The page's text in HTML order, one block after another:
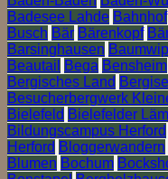
Badesee Lahde Bahnhof
Busch Bär Bärenkopf
Barsinghausen
Beautail
Bega Bensheim
Bergisches Land
Besucherbergwerk
Bielefeld Bielefelder
Bildungscampus Herford
Herford Bloggerwandern
Blumen Bochum